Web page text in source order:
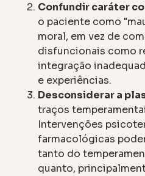
Confundir caráter
o paciente como
moral, em vez de
disfuncionais como
integração
e experiências.
Desconsiderar a
traços
Intervenções
farmacológicas
tanto do
quanto,